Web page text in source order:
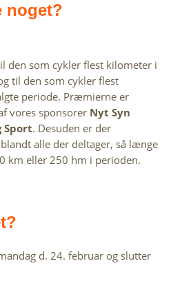
noget?
den som cykler flest kilometer i
til den som cykler flest
periode. Præmierne er
vores sponsorer Nyt Syn
Sport. Desuden er der
alle der deltager, så længe
km eller 250 hm i perioden.
d. 24. februar og slutter